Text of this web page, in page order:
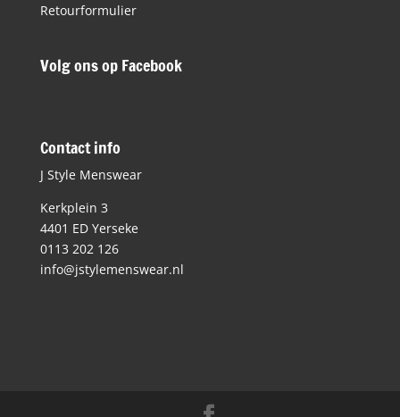
Retourformulier
Volg ons op Facebook
Contact info
J Style Menswear
Kerkplein 3
4401 ED Yerseke
0113 202 126
info@jstylemenswear.nl